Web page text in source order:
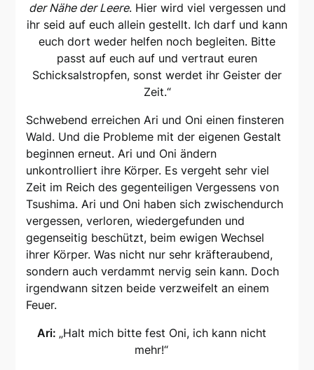
der Nähe der Leere. Hier wird viel vergessen und
ihr seid auf euch allein gestellt. Ich darf und kann
euch dort weder helfen noch begleiten. Bitte
passt auf euch auf und vertraut euren
Schicksalstropfen, sonst werdet ihr Geister der
Zeit.“
Schwebend erreichen Ari und Oni einen finsteren
Wald. Und die Probleme mit der eigenen Gestalt
beginnen erneut. Ari und Oni ändern
unkontrolliert ihre Körper. Es vergeht sehr viel
Zeit im Reich des gegenteiligen Vergessens von
Tsushima. Ari und Oni haben sich zwischendurch
vergessen, verloren, wiedergefunden und
gegenseitig beschützt, beim ewigen Wechsel
ihrer Körper. Was nicht nur sehr kräfteraubend,
sondern auch verdammt nervig sein kann. Doch
irgendwann sitzen beide verzweifelt an einem
Feuer.
Ari: „Halt mich bitte fest Oni, ich kann nicht
mehr!“